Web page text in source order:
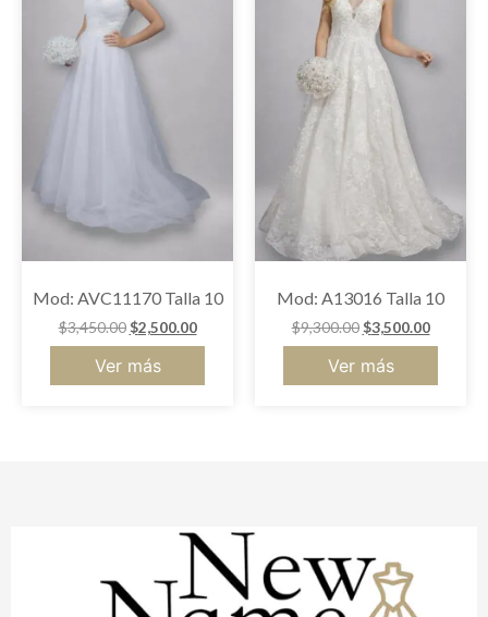
Mod: AVC11170 Talla 10
$3,450.00 $2,500.00
Ver más
Mod: A13016 Talla 10
$9,300.00 $3,500.00
Ver más